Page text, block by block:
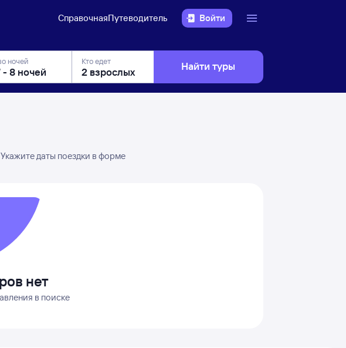
СправочнаяПутеводитель Войти
ночей Кто едет Найти туры
даты поездки в форме
нет
в поиске